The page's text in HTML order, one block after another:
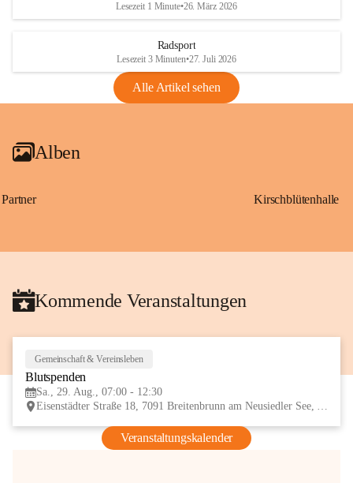
1 Seite•1,4 MB
VBl. EU Nr. 18_2026
Lesezeit 1 Minute•26. März 2026
Radsport
Lesezeit 3 Minuten•27. Juli 2026
Alle Artikel sehen
Alben
Partner Kirschblütenhalle
Kommende Veranstaltungen
Gemeinschaft & Vereinsleben
Blutspenden
Sa., 29. Aug., 07:00 - 12:30
Eisenstädter Straße 18, 7091 Breitenbrunn am Neusiedler See, AUT
Veranstaltungskalender